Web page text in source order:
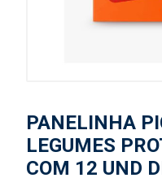
PANELINHA
LEGUMES
COM 12 UND